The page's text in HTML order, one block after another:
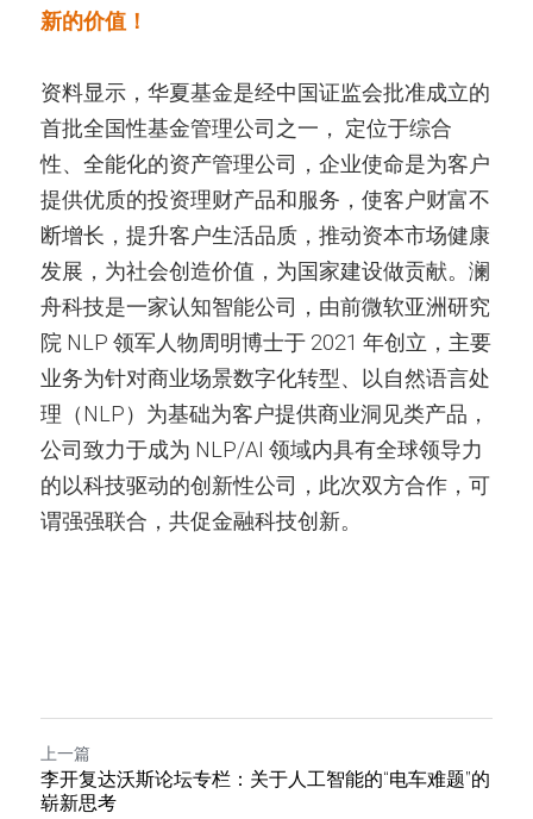
新的价值！
资料显示，华夏基金是经中国证监会批准成立的
首批全国性基金管理公司之一， 定位于综合
性、全能化的资产管理公司，企业使命是为客户
提供优质的投资理财产品和服务，使客户财富不
断增长，提升客户生活品质，推动资本市场健康
发展，为社会创造价值，为国家建设做贡献。澜
舟科技是一家认知智能公司，由前微软亚洲研究
院 NLP 领军人物周明博士于 2021 年创立，主要
业务为针对商业场景数字化转型、以自然语言处
理（NLP）为基础为客户提供商业洞见类产品，
公司致力于成为 NLP/AI 领域内具有全球领导力
的以科技驱动的创新性公司，此次双方合作，可
谓强强联合，共促金融科技创新。
上一篇
李开复达沃斯论坛专栏：关于人工智能的“电车难题”的
崭新思考